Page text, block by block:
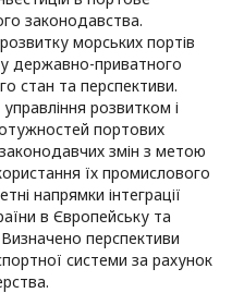
законодавства.
морських портів
державно-приватного
стан та перспективи.
розвитком і
портових
змін з метою
їх промислового
напрямки інтеграції
в Європейську та
перспективи
системи за рахунок